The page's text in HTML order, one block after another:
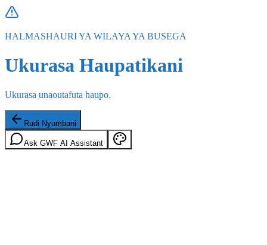
HALMASHAURI YA WILAYA YA BUSEGA
Ukurasa Haupatikani
Ukurasa unaoutafuta haupo.
Rudi Nyumbani
Ask GWF AI Assistant